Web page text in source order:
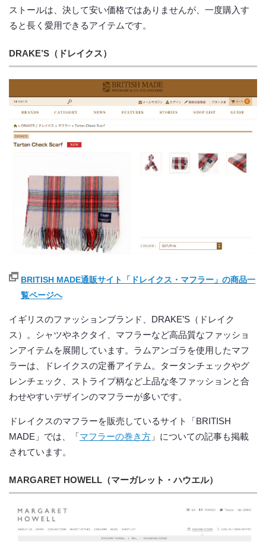
ストールは、決して安い価格ではありませんが、一度購入す
ると長く愛用できるアイテムです。
DRAKE’S（ドレイクス）
BRITISH MADE通販サイト「ドレイクス・マフラー」の商品一
覧ページへ
イギリスのファッションブランド、DRAKE’S（ドレイク
ス）。シャツやネクタイ、マフラーなど高品質なファッショ
ンアイテムを展開しています。ラムアンゴラを使用したマフ
ラーは、ドレイクスの定番アイテム。タータンチェックやグ
レンチェック、ストライプ柄など上品な冬ファッションと合
わせやすいデザインのマフラーが多いです。
ドレイクスのマフラーを販売しているサイト「BRITISH
MADE」では、「マフラーの巻き方 」についての記事も掲載
されています。
MARGARET HOWELL（マーガレット・ハウエル）